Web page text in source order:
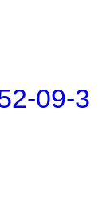
09-3